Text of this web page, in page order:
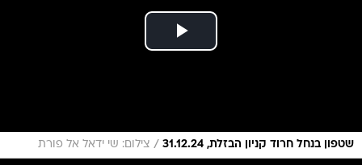
שטפון בנחל חרוד קניון הבזלת, 31.12.24 / צילום: שי ידאל אל פורת